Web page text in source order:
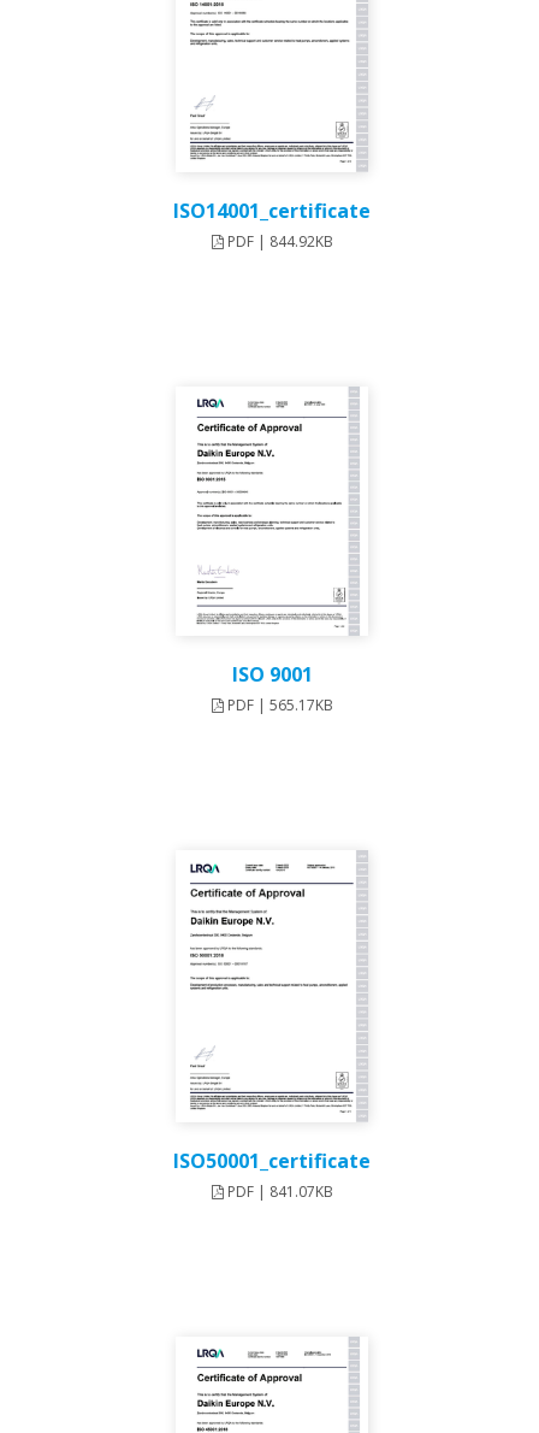
ISO14001_certificate
PDF | 844.92KB
ISO 9001
PDF | 565.17KB
ISO50001_certificate
PDF | 841.07KB